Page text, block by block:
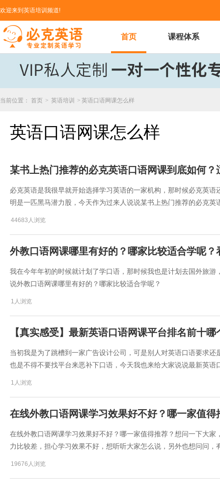
欢迎来到英语培训频道!
首页 课程体系
当前位置： 首页 > 英语培训 > 英语口语网课怎么样
英语口语网课怎么样
某书上热门推荐的必克英语口语网课到底如何？
必克英语是我很早就开始选择学习英语的一家机构，那时候必克英
明是一匹黑马潜力股，今天作为过来人说说​某书上热门推荐的必克
44683人浏览
外教口语网课哪里有好的？哪家比较适合学呢？
我在今年年初的时候就计划了学口语，那时候我也是计划去国外旅
说外教口语网课哪里有好的？哪家比较适合学呢？
1人浏览
【真实感受】最新英语口语网课平台排名前十
当初我是为了跳槽到一家广告设计公司，可是别人对英语口语要求
也是不得不要找平台来恶补下口语，今天我也来给大家说说最新英
1人浏览
在线外教口语网课学习效果好不好？哪一家值得
在线外教口语网课学习效果好不好？哪一家值得推荐？想问一下大
力比较差，担心学习效果不好，想听听大家怎么说，另外也想问问，
19676人浏览